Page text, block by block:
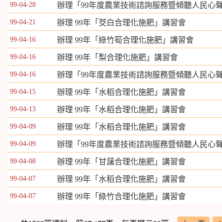
99-04-28 辦理「99年度農業技術諮詢服務暨傾聽人民心
99-04-21 辦理 99年「茭白合理化施肥」講習會
99-04-16 辦理 99年「綠竹筍合理化施肥」講習會
99-04-16 辦理 99年「梨合理化施肥」講習會
99-04-16 辦理「99年度農業技術諮詢服務暨傾聽人民心
99-04-15 辦理 99年「水稻合理化施肥」講習會
99-04-13 辦理 99年「水稻合理化施肥」講習會
99-04-09 辦理 99年「水稻合理化施肥」講習會
99-04-09 辦理「99年度農業技術諮詢服務暨傾聽人民心
99-04-08 辦理 99年「甘藷合理化施肥」講習會
99-04-07 辦理 99年「水稻合理化施肥」講習會
99-04-07 辦理 99年「綠竹合理化施肥」講習會